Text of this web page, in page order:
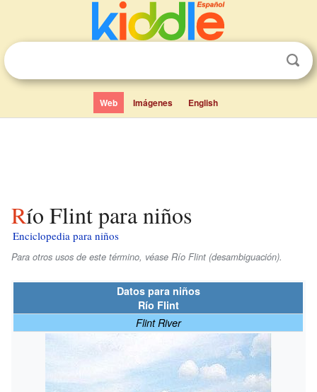
Web Imágenes English
Río Flint para niños
Enciclopedia para niños
Para otros usos de este término, véase Río Flint (desambiguación).
Datos para niños
Río Flint
Flint River